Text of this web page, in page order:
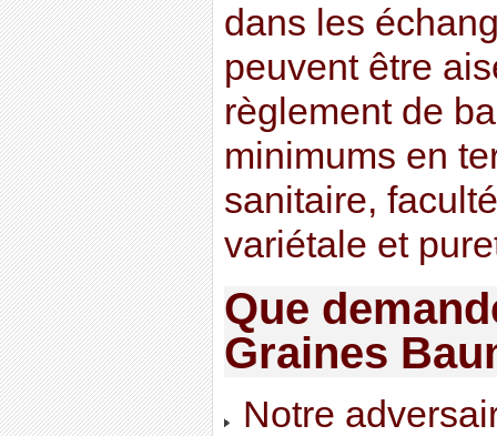
dans les
peuvent être
règlement de
minimums en
sanitaire,
variétale et
Que
Graines
Notre